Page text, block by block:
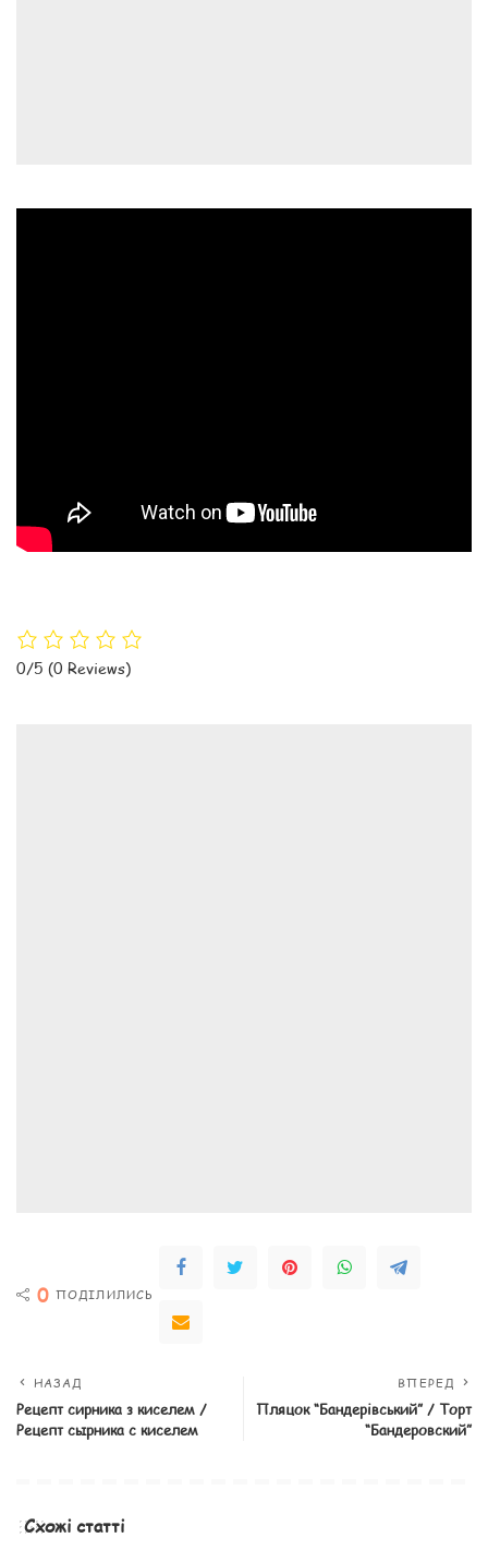
0/5 (0 Reviews)
0 ПОДІЛИЛИСЬ
НАЗАД
Рецепт сирника з киселем /
Рецепт сырника с киселем
ВПЕРЕД
Пляцок “Бандерівський” / Торт
“Бандеровский”
Схожі статті